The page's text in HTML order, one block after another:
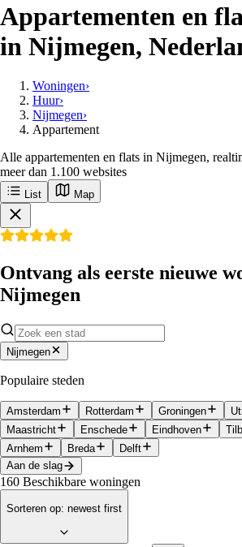
Appartementen en
in Nijmegen,
Woningen›
Huur›
Nijmegen›
Appartement
Alle appartementen en flats in Nijmegen,
meer dan 1.100 websites
List Map
Ontvang als eerste nieuwe
Nijmegen
Nijmegen
Populaire steden
Amsterdam Rotterdam Groningen
Maastricht
Enschede Eindhoven
Arnhem
Breda
Delft
Aan de slag
160 Beschikbare woningen
Sorteren op: newest first